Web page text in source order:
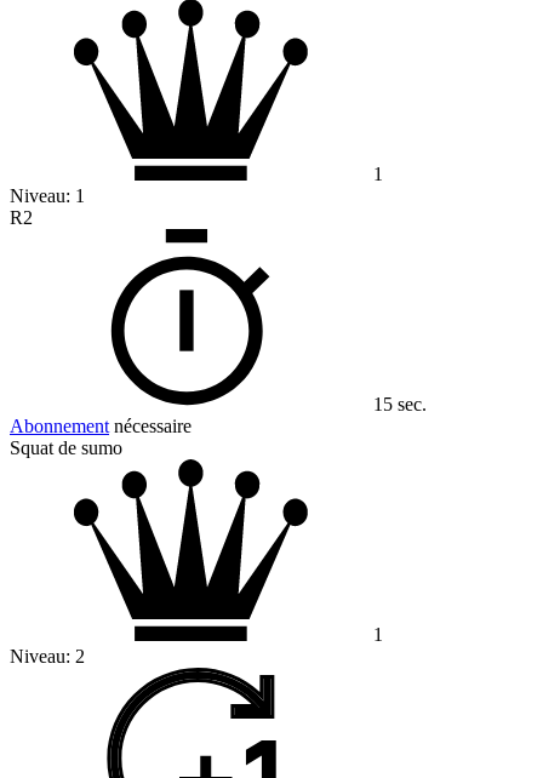
1
Niveau: 1
R2
15 sec.
Abonnement nécessaire
Squat de sumo
1
Niveau: 2